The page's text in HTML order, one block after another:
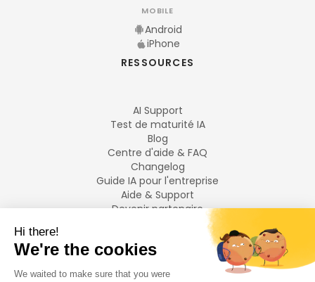
MOBILE
Android
iPhone
RESSOURCES
AI Support
Test de maturité IA
Blog
Centre d'aide & FAQ
Changelog
Guide IA pour l'entreprise
Aide & Support
Devenir partenaire
LANGUES